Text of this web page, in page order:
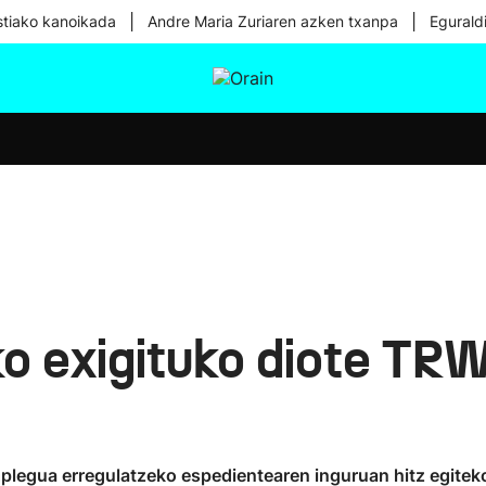
kanoikada Andre Maria Zuriaren azken txanpa
exigituko diote
erregulatzeko espedientearen inguruan hitz